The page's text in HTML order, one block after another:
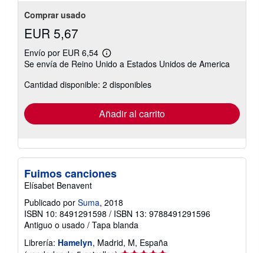
Comprar usado
EUR 5,67
Envío por EUR 6,54
Más
información
las
tarifas
envío
Se envía de Reino Unido a Estados Unidos de America
Cantidad disponible: 2 disponibles
Añadir al carrito
Fuimos canciones
Elísabet Benavent
Publicado por Suma, 2018
ISBN 10: 8491291598 / ISBN 13: 9788491291596
Antiguo o usado / Tapa blanda
Librería: Hamelyn, Madrid, M, España